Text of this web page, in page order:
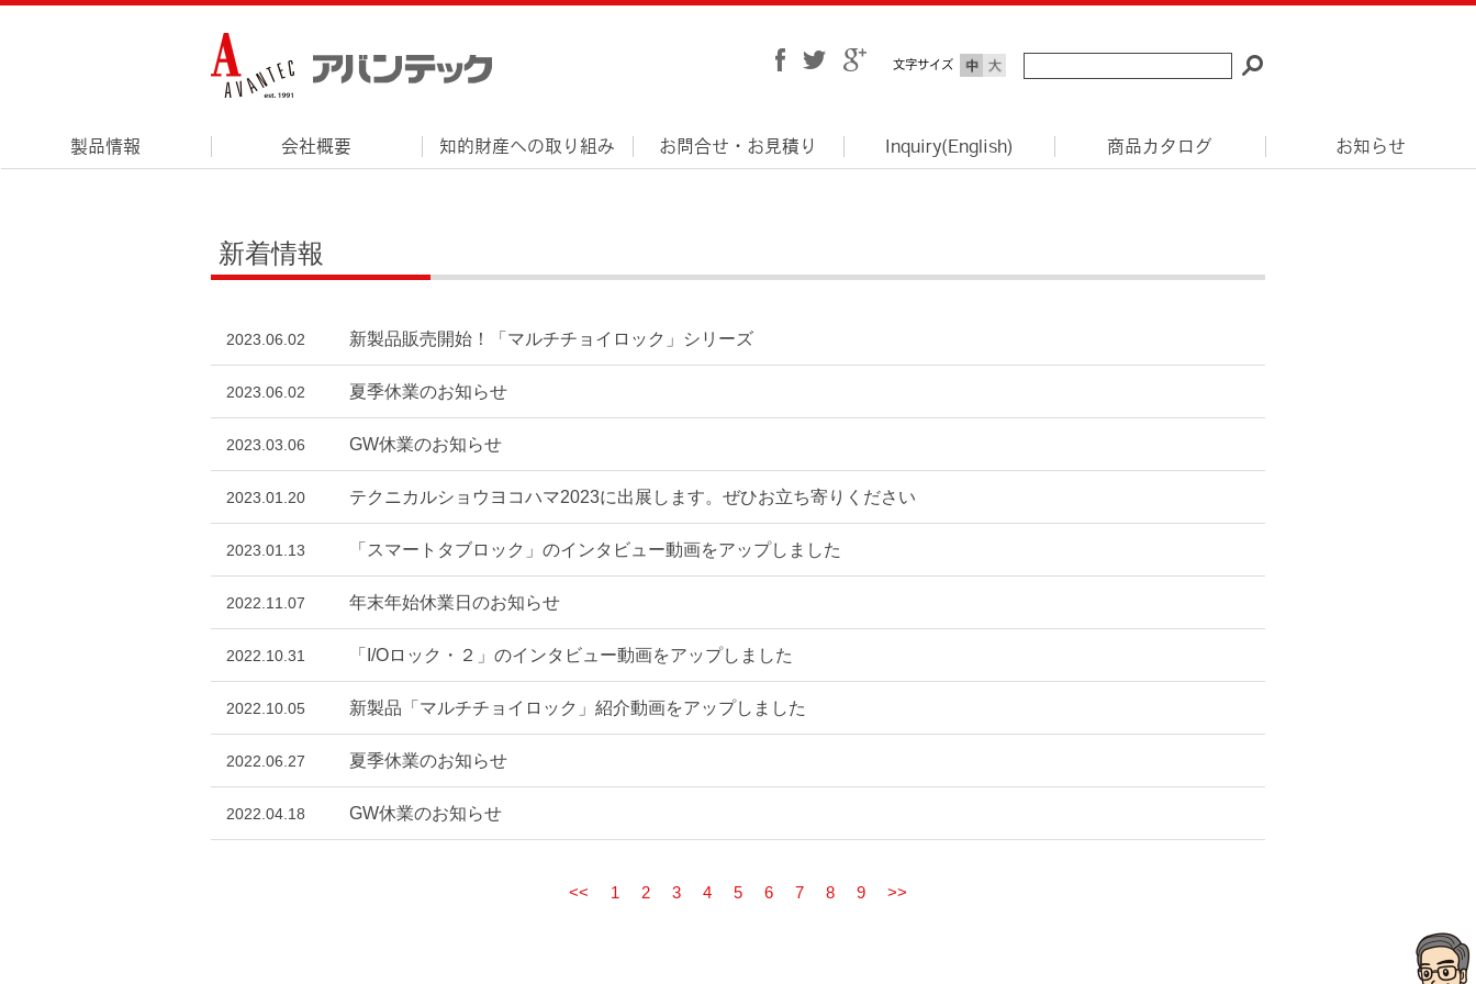
文字サイズ
製品情報 会社概要 知的財産への取り組み お問合せ・お見積り Inquiry(English) 商品カタログ お知らせ
新着情報
2023.06.02 新製品販売開始！「マルチチョイロック」シリーズ
2023.06.02 夏季休業のお知らせ
2023.03.06 GW休業のお知らせ
2023.01.20 テクニカルショウヨコハマ2023に出展します。ぜひお立ち寄りください
2023.01.13 「スマートタブロック」のインタビュー動画をアップしました
2022.11.07 年末年始休業日のお知らせ
2022.10.31 「I/Oロック・２」のインタビュー動画をアップしました
2022.10.05 新製品「マルチチョイロック」紹介動画をアップしました
2022.06.27 夏季休業のお知らせ
2022.04.18 GW休業のお知らせ
<< 1 2 3 4 5 6 7 8 9 >>